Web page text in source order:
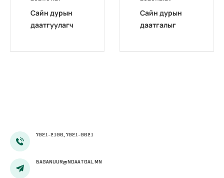
Сайн дурын
даатгуулагч
Сайн дурын
даатгалыг
7021-2100, 7021-0021
BAGANUUR@NDAATGAL.MN